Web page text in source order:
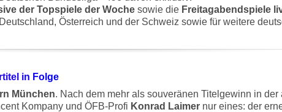
der Topspiele der Wochesowie die Freitagabendspiele
Österreich und der Schweiz sowie für weitere
in Folge
München. Nach dem mehr als souveränen Titelgewinn in
Kompany und ÖFB-Profi Konrad Laimernur eines: der